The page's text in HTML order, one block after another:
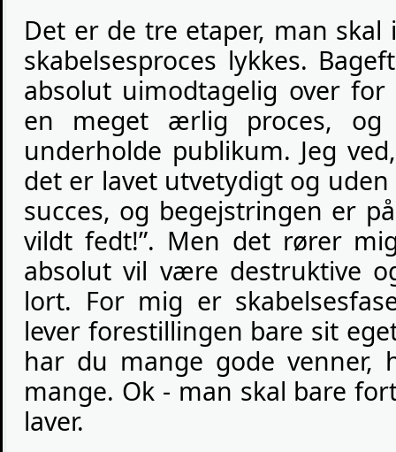
Det er de tre etaper, man
skabelsesproces lykkes.
absolut uimodtagelig over
en meget ærlig proces,
underholde publikum. Jeg
det er lavet utvetydigt og
succes, og begejstringen er
vildt fedt!”. Men det rører
absolut vil være destruktive
lort. For mig er
lever forestillingen bare sit
har du mange gode venner,
mange. Ok - man skal bare
laver.